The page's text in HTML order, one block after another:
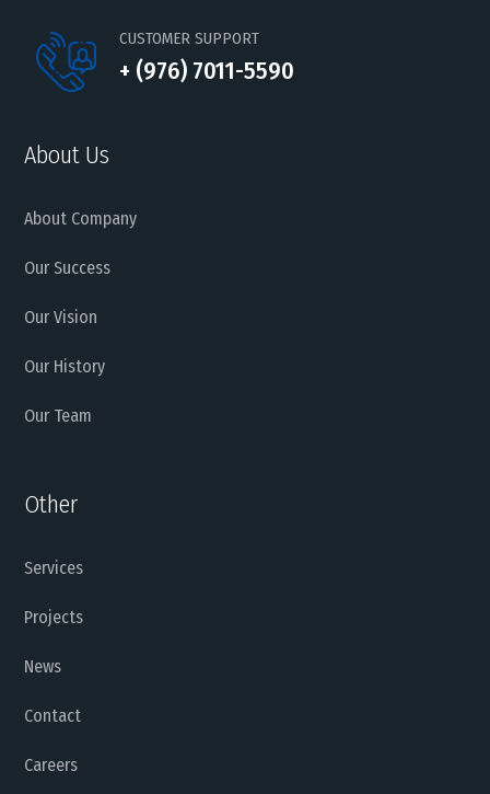
CUSTOMER SUPPORT
+ (976) 7011-5590
About Us
About Company
Our Success
Our Vision
Our History
Our Team
Other
Services
Projects
News
Contact
Careers